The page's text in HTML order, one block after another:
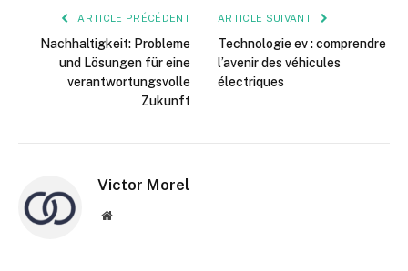
ARTICLE PRÉCÉDENT
Nachhaltigkeit: Probleme
und Lösungen für eine
verantwortungsvolle
Zukunft
ARTICLE SUIVANT
Technologie ev : comprendre
l’avenir des véhicules
électriques
Victor Morel
Site